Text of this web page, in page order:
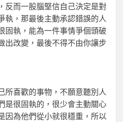
反而一股腦堅信自己決定是對
執，那最後主動承認錯誤的人
固執，能為一件事情爭個頭破
出改變，最後不得不由你讓步
喜歡的事物，不願意聽別人
是很固執的，很少會主動關心
因為他們從小就很穩重，所以